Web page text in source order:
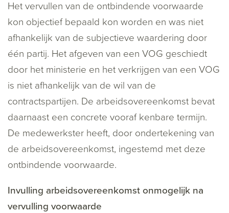
Het vervullen van de ontbindende voorwaarde
kon objectief bepaald kon worden en was niet
afhankelijk van de subjectieve waardering door
één partij. Het afgeven van een VOG geschiedt
door het ministerie en het verkrijgen van een VOG
is niet afhankelijk van de wil van de
contractspartijen. De arbeidsovereenkomst bevat
daarnaast een concrete vooraf kenbare termijn.
De medewerkster heeft, door ondertekening van
de arbeidsovereenkomst, ingestemd met deze
ontbindende voorwaarde.
Invulling arbeidsovereenkomst onmogelijk na
vervulling voorwaarde